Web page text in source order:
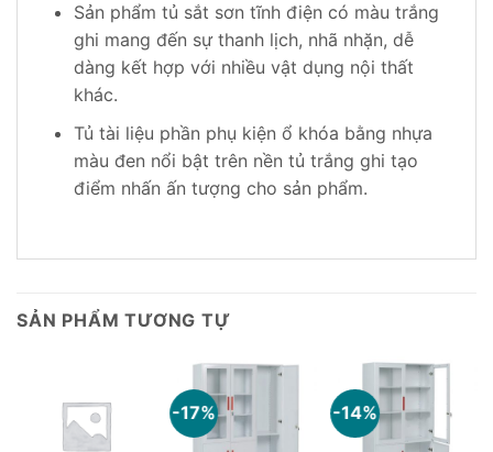
Sản phẩm tủ sắt sơn tĩnh điện có màu trắng
ghi mang đến sự thanh lịch, nhã nhặn, dễ
dàng kết hợp với nhiều vật dụng nội thất
khác.
Tủ tài liệu phần phụ kiện ổ khóa bằng nhựa
màu đen nổi bật trên nền tủ trắng ghi tạo
điểm nhấn ấn tượng cho sản phẩm.
SẢN PHẨM TƯƠNG TỰ
-17% -14%